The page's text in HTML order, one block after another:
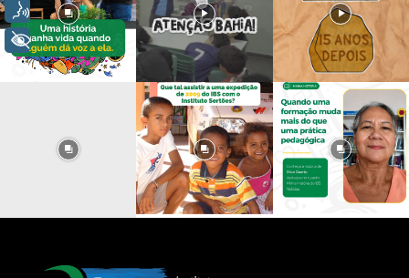
Voz
+ Acessibilidade